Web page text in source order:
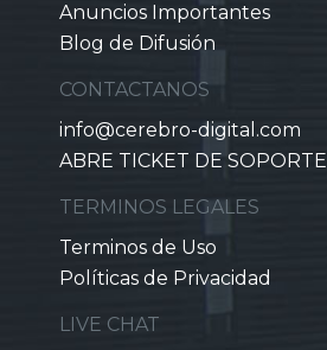
Anuncios Importantes
Blog de Difusión
CONTACTANOS
info@cerebro-digital.com
ABRE TICKET DE SOPORTE
TERMINOS LEGALES
Terminos de Uso
Políticas de Privacidad
LIVE CHAT